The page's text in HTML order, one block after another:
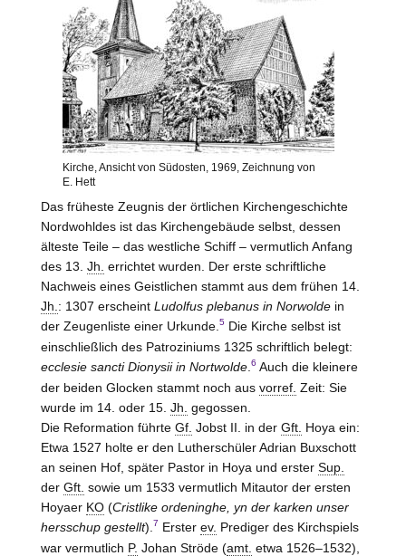
Kirche, Ansicht von Südosten, 1969, Zeichnung von
E. Hett
Das früheste Zeugnis der örtlichen Kirchengeschichte
Nordwohldes ist das Kirchengebäude selbst, dessen
älteste Teile – das westliche Schiff – vermutlich Anfang
des 13. Jh. errichtet wurden. Der erste schriftliche
Nachweis eines Geistlichen stammt aus dem frühen 14.
Jh. : 1307 erscheint Ludolfus plebanus in Norwoldein
der Zeugenliste einer Urkunde. 5Die Kirche selbst ist
einschließlich des Patroziniums 1325 schriftlich belegt:
ecclesie sancti Dionysii in Nortwolde. 6 Auch die kleinere
der beiden Glocken stammt noch aus vorref. Zeit: Sie
wurde im 14. oder 15. Jh. gegossen.
Die Reformation führte Gf. Jobst II. in der Gft. Hoya ein:
Etwa 1527 holte er den Lutherschüler Adrian Buxschott
an seinen Hof, später Pastor in Hoya und erster Sup.
der Gft. sowie um 1533 vermutlich Mitautor der ersten
Hoyaer KO(Cristlike ordeninghe, yn der karken unser
hersschup gestellt). 7 Erster ev. Prediger des Kirchspiels
war vermutlich P. Johan Ströde (amt. etwa 1526–1532),